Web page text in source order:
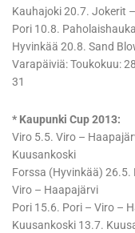
Kauhajoki 20.7. Jokerit
Pori 10.8.
Hyvinkää 20.8. Sand
Varapäiviä: Toukokuu:
31
* Kaupunki Cup 2013:
Viro 5.5. Viro –
Kuusankoski
Forssa (Hyvinkää) 26.5.
Viro – Haapajärvi
Pori 15.6. Pori – Viro –
Kuusankoski 13.7.